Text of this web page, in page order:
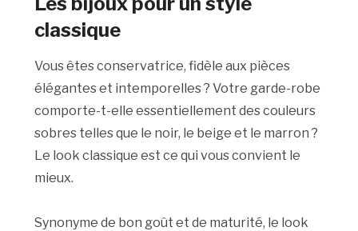
classique
Vous êtes conservatrice, fidèle aux pièces
élégantes et intemporelles ? Votre garde-robe
comporte-t-elle essentiellement des couleurs
sobres telles que le noir, le beige et le marron ?
Le look classique est ce qui vous convient le
mieux.
Synonyme de bon goût et de maturité, le look